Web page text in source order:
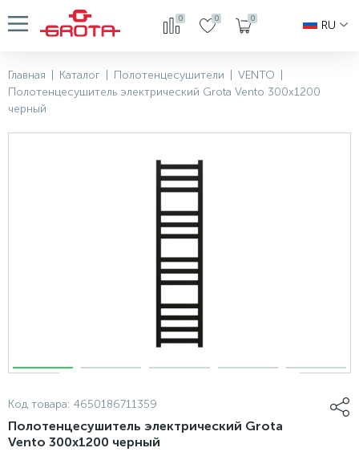
0 0 0
RU
Главная Каталог Полотенцесушители VENTO
Полотенцесушитель электрический Grota Vento 300x1200
черный
Код товара: 4650186711359
Полотенцесушитель электрический Grota
Vento 300x1200 черный